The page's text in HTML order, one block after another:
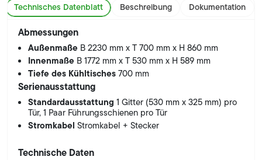
Technisches Datenblatt Beschreibung Dokumentation
Abmessungen
Außenmaße B 2230 mm x T 700 mm x H 860 mm
Innenmaße B 1772 mm x T 530 mm x H 589 mm
Tiefe des Kühltisches700 mm
Serienausstattung
Standardausstattung1 Gitter (530 mm x 325 mm) pro
Tür, 1 Paar Führungsschienen pro Tür
StromkabelStromkabel + Stecker
Technische Daten